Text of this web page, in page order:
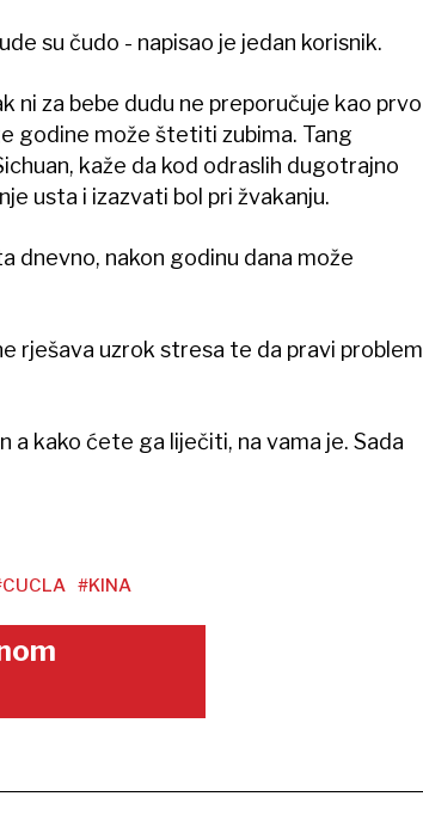
su čudo - napisao je jedan korisnik.
ni za bebe dudu ne preporučuje kao prvo
godine može štetiti zubima. Tang
kaže da kod odraslih dugotrajno
usta i izazvati bol pri žvakanju.
dnevno, nakon godinu dana može
rješava uzrok stresa te da pravi problem
a kako ćete ga liječiti, na vama je. Sada
#KINA